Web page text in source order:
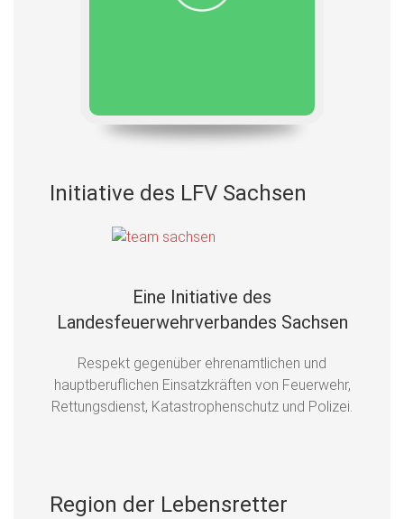
Initiative des LFV Sachsen
Eine Initiative des
Landesfeuerwehrverbandes Sachsen
Respekt gegenüber ehrenamtlichen und
hauptberuflichen Einsatzkräften von Feuerwehr,
Rettungsdienst, Katastrophenschutz und Polizei.
Region der Lebensretter